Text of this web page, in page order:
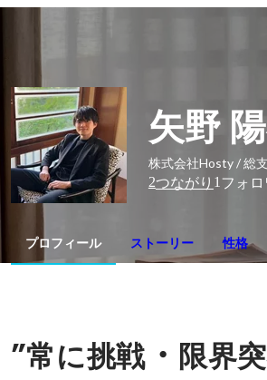
矢野
株式会社Hosty / 総
2つながり 1 フォロ
プロフィール ストーリー 性格
”常に挑戦・ 限界